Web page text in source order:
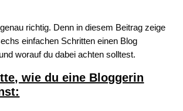
richtig. Denn in diesem Beitrag zeige
einfachen Schritten einen Blog
worauf du dabei achten solltest.
wie du eine Bloggerin